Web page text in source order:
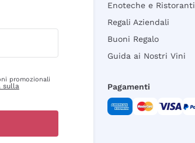
promozionali
sulla
Enoteche e Ristoranti
Regali Aziendali
Buoni Regalo
Guida ai Nostri Vini
Pagamenti